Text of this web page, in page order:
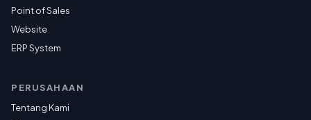
Point of Sales
Website
ERP System
PERUSAHAAN
Tentang Kami